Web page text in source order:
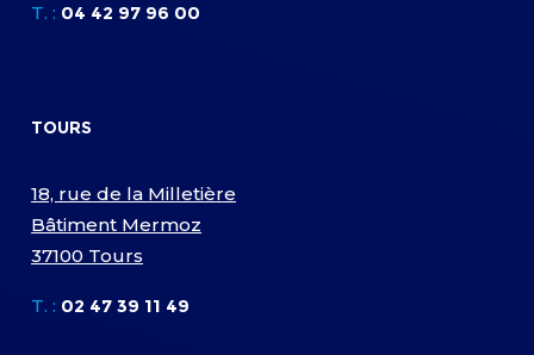
T. : 04 42 97 96 00
TOURS
18, rue de la Milletière
Bâtiment Mermoz
37100 Tours
T. : 02 47 39 11 49